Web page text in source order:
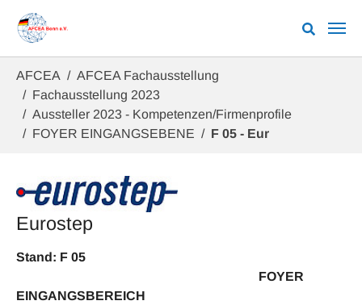
AFCEA
AFCEA Fachausstellung
Fachausstellung 2023
Aussteller 2023 - Kompetenzen/Firmenprofile
FOYER EINGANGSEBENE
F 05 - Eur
Eurostep
Stand: F 05
FOYER
EINGANGSBEREICH